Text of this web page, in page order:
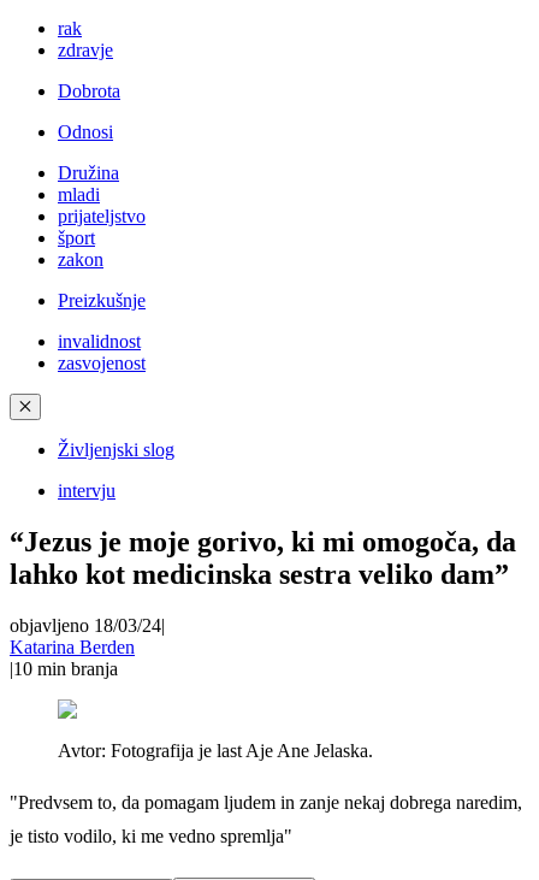
rak
zdravje
Dobrota
Odnosi
Družina
mladi
prijateljstvo
šport
zakon
Preizkušnje
invalidnost
zasvojenost
✕
Življenjski slog
intervju
“Jezus je moje gorivo, ki mi omogoča, da
lahko kot medicinska sestra veliko dam”
objavljeno 18/03/24|
Katarina Berden
|10 min branja
Avtor: Fotografija je last Aje Ane Jelaska.
"Predvsem to, da pomagam ljudem in zanje nekaj dobrega naredim,
je tisto vodilo, ki me vedno spremlja"